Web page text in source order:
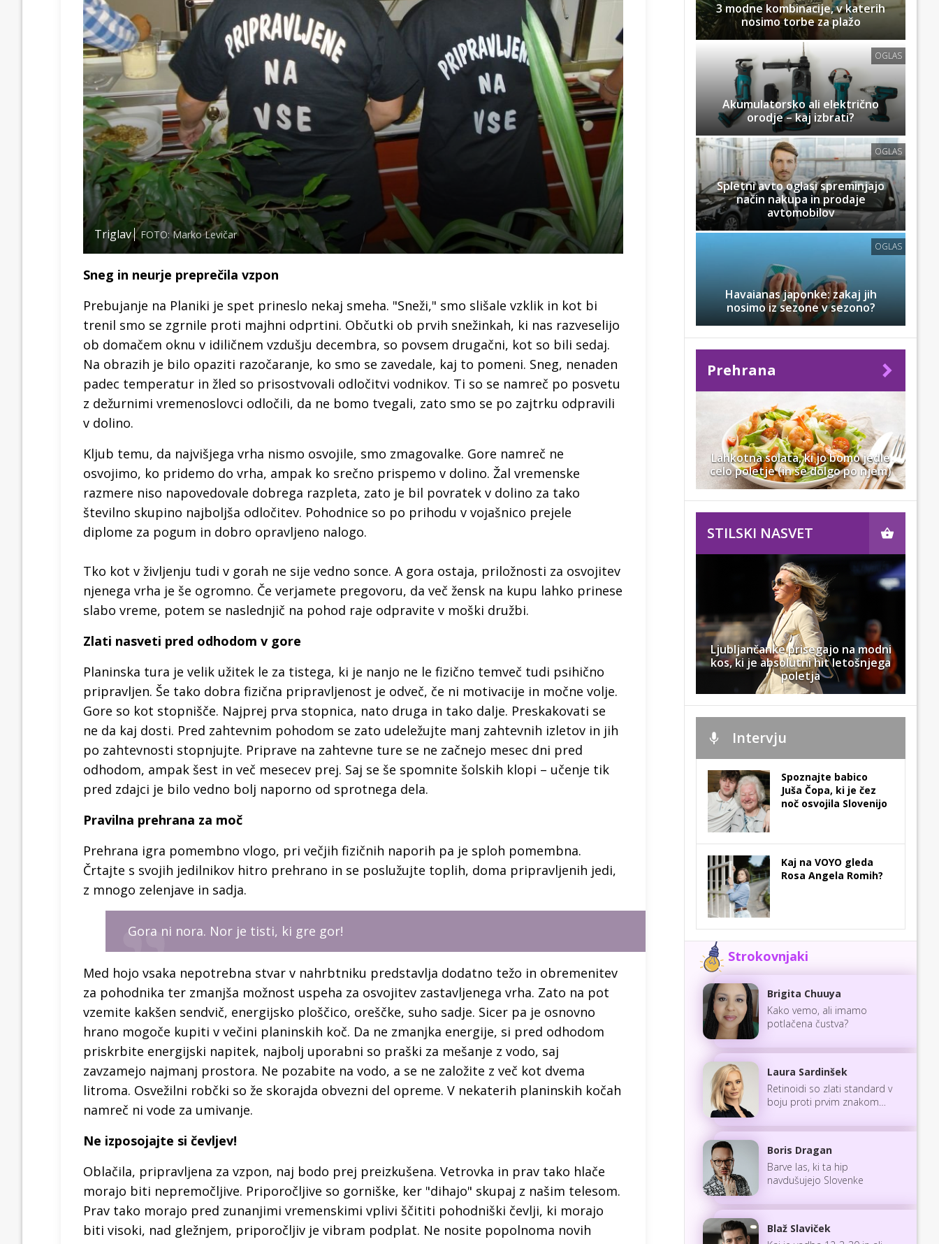
Triglav FOTO: Marko Levičar
Sneg in neurje preprečila vzpon
Prebujanje na Planiki je spet prineslo nekaj smeha. "Sneži," smo slišale vzklik in kot bi
trenil smo se zgrnile proti majhni odprtini. Občutki ob prvih snežinkah, ki nas razveselijo
ob domačem oknu v idiličnem vzdušju decembra, so povsem drugačni, kot so bili sedaj.
Na obrazih je bilo opaziti razočaranje, ko smo se zavedale, kaj to pomeni. Sneg, nenaden
padec temperatur in žled so prisostvovali odločitvi vodnikov. Ti so se namreč po posvetu
z dežurnimi vremenoslovci odločili, da ne bomo tvegali, zato smo se po zajtrku odpravili
v dolino.
Kljub temu, da najvišjega vrha nismo osvojile, smo zmagovalke. Gore namreč ne
osvojimo, ko pridemo do vrha, ampak ko srečno prispemo v dolino. Žal vremenske
razmere niso napovedovale dobrega razpleta, zato je bil povratek v dolino za tako
številno skupino najboljša odločitev. Pohodnice so po prihodu v vojašnico prejele
diplome za pogum in dobro opravljeno nalogo.
Tko kot v življenju tudi v gorah ne sije vedno sonce. A gora ostaja, priložnosti za osvojitev
njenega vrha je še ogromno. Če verjamete pregovoru, da več žensk na kupu lahko prinese
slabo vreme, potem se naslednjič na pohod raje odpravite v moški družbi.
Zlati nasveti pred odhodom v gore
Planinska tura je velik užitek le za tistega, ki je nanjo ne le fizično temveč tudi psihično
pripravljen. Še tako dobra fizična pripravljenost je odveč, če ni motivacije in močne volje.
Gore so kot stopnišče. Najprej prva stopnica, nato druga in tako dalje. Preskakovati se
ne da kaj dosti. Pred zahtevnim pohodom se zato udeležujte manj zahtevnih izletov in jih
po zahtevnosti stopnjujte. Priprave na zahtevne ture se ne začnejo mesec dni pred
odhodom, ampak šest in več mesecev prej. Saj se še spomnite šolskih klopi – učenje tik
pred zdajci je bilo vedno bolj naporno od sprotnega dela.
Pravilna prehrana za moč
Prehrana igra pomembno vlogo, pri večjih fizičnih naporih pa je sploh pomembna.
Črtajte s svojih jedilnikov hitro prehrano in se poslužujte toplih, doma pripravljenih jedi,
z mnogo zelenjave in sadja.
Gora ni nora. Nor je tisti, ki gre gor!
Med hojo vsaka nepotrebna stvar v nahrbtniku predstavlja dodatno težo in obremenitev
za pohodnika ter zmanjša možnost uspeha za osvojitev zastavljenega vrha. Zato na pot
vzemite kakšen sendvič, energijsko ploščico, oreščke, suho sadje. Sicer pa je osnovno
hrano mogoče kupiti v večini planinskih koč. Da ne zmanjka energije, si pred odhodom
priskrbite energijski napitek, najbolj uporabni so praški za mešanje z vodo, saj
zavzamejo najmanj prostora. Ne pozabite na vodo, a se ne založite z več kot dvema
litroma. Osvežilni robčki so že skorajda obvezni del opreme. V nekaterih planinskih kočah
namreč ni vode za umivanje.
Ne izposojajte si čevljev!
Oblačila, pripravljena za vzpon, naj bodo prej preizkušena. Vetrovka in prav tako hlače
morajo biti nepremočljive. Priporočljive so gorniške, ker "dihajo" skupaj z našim telesom.
Prav tako morajo pred zunanjimi vremenskimi vplivi ščititi pohodniški čevlji, ki morajo
biti visoki, nad gležnjem, priporočljiv je vibram podplat. Ne nosite popolnoma novih
3 modne kombinacije, v katerih
nosimo torbe za plažo
OGLAS
Akumulatorsko ali električno
orodje – kaj izbrati?
OGLAS
Spletni avto oglasi spreminjajo
način nakupa in prodaje
avtomobilov
OGLAS
Havaianas japonke: zakaj jih
nosimo iz sezone v sezono?
Prehrana
Lahkotna solata, ki jo bomo jedle
celo poletje (in še dolgo po njem)
STILSKI NASVET
Ljubljančanke prisegajo na modni
kos, ki je absolutni hit letošnjega
poletja
Intervju
Spoznajte babico
Juša Čopa, ki je čez
noč osvojila Slovenijo
Kaj na VOYO gleda
Rosa Angela Romih?
Strokovnjaki
Brigita Chuuya
Kako vemo, ali imamo
potlačena čustva?
Laura Sardinšek
Retinoidi so zlati standard v
boju proti prvim znakom
Boris Dragan
Barve las, ki ta hip
navdušujejo Slovenke
Blaž Slaviček